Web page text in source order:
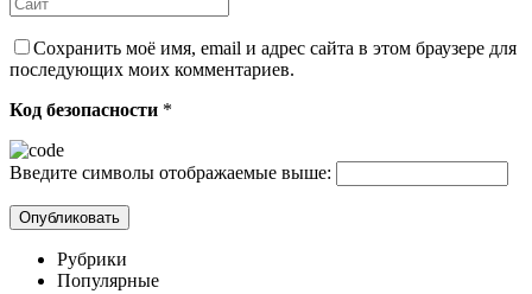
Сохранить моё имя, email и адрес сайта в этом браузере для
последующих моих комментариев.
Код безопасности *
Введите символы отображаемые выше:
Рубрики
Популярные